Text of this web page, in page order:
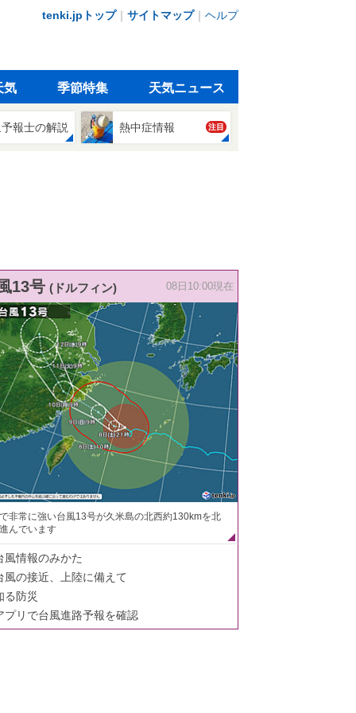
tenki.jpトップ｜ サイトマップ｜ ヘルプ
気 季節特集 天気ニュース
報士の解説 熱中症情報 注目
13号 (ドルフィン) 08日10:00現在
非常に強い台風13号が久米島の北西約130kmを北
んでいます
風情報のみかた
風の接近、上陸に備えて
る防災
プリで台風進路予報を確認